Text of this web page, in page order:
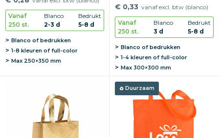
Vanaf
250 st.
Blanco
2-3 d
Bedrukt
5-8 d
Blanco of bedrukken
1-8 kleuren of full-color
Max 250×350 mm
Trekkoorden
€ 0,33 vanaf excl. btw (blanco)
Vanaf
250 st.
Blanco
3 d
Bedrukt
5-8 d
Blanco of bedrukken
1-4 kleuren of full-color
Max 300×300 mm
Duurzaam